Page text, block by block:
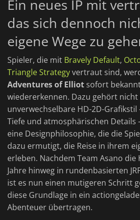
Ein neues IP mit
das sich dennoch
eigene Wege zu
Spieler, die mit Bravely Default,
Triangle Strategyvertraut sind,
Adventures of Elliot sofort
wiedererkennen. Dazu gehört
unverwechselbare HD-2D-Grafikstil
Tiefe und atmosphärischen Details
eine Designphilosophie, die die
dazu ermutigt, die Reise in ihrem
erleben. Nachdem Team Asano die
Jahre hinweg in rundenbasierten
ist es nun einen mutigeren Schritt
diese Grundlage in ein
Abenteuer übertragen.